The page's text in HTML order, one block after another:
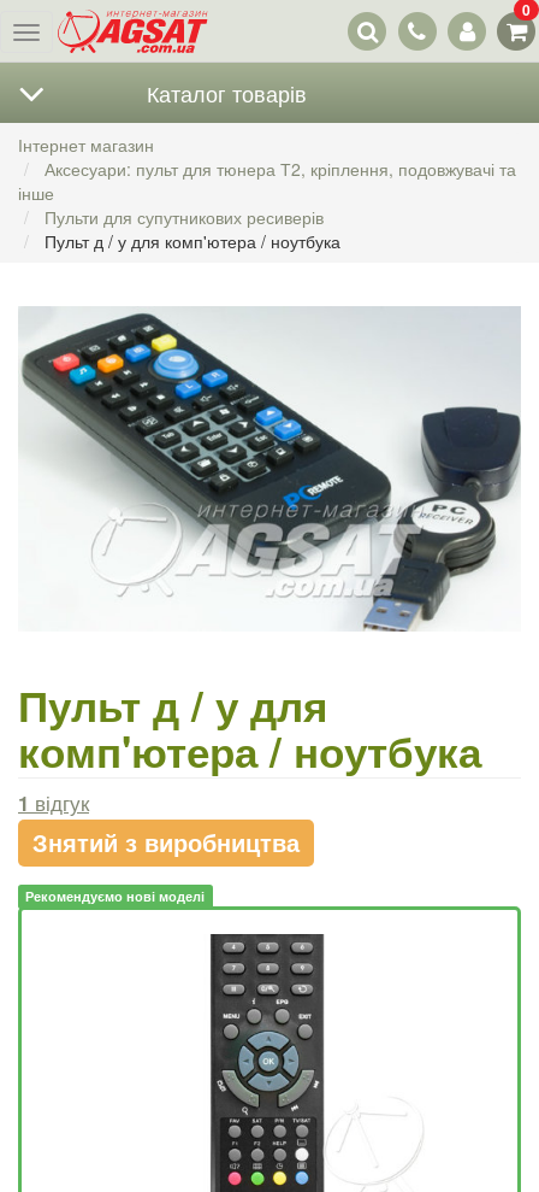
Меню
Наші
контакти
0
Каталог товарів
Інтернет магазин
Аксесуари: пульт для тюнера Т2, кріплення, подовжувачі та
інше
Пульти для супутникових ресиверів
Пульт д / у для комп'ютера / ноутбука
Пульт д / у для
комп'ютера / ноутбука
1 відгук
Знятий з виробництва
Рекомендуємо нові моделі